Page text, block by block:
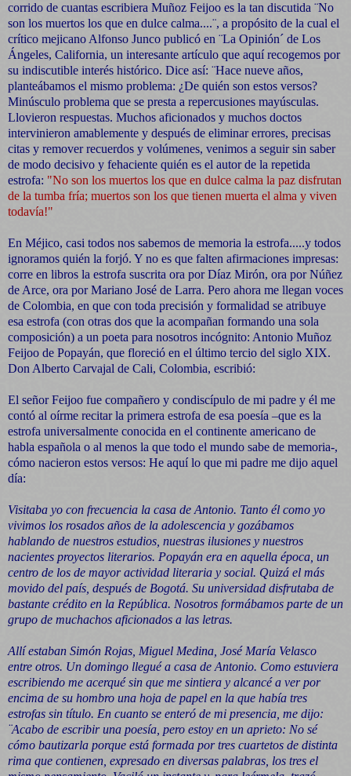
corrido de cuantas escribiera Muñoz Feijoo es la tan discutida ¨No
son los muertos los que en dulce calma....¨, a propósito de la cual el
crítico mejicano Alfonso Junco publicó en ¨La Opinión´ de Los
Ángeles, California, un interesante artículo que aquí recogemos por
su indiscutible interés histórico. Dice así: ¨Hace nueve años,
planteábamos el mismo problema: ¿De quién son estos versos?
Minúsculo problema que se presta a repercusiones mayúsculas.
Llovieron respuestas. Muchos aficionados y muchos doctos
intervinieron amablemente y después de eliminar errores, precisas
citas y remover recuerdos y volúmenes, venimos a seguir sin saber
de modo decisivo y fehaciente quién es el autor de la repetida
estrofa: "No son los muertos los que en dulce calma la paz disfrutan
de la tumba fría; muertos son los que tienen muerta el alma y viven
todavía!"
En Méjico, casi todos nos sabemos de memoria la estrofa.....y todos
ignoramos quién la forjó. Y no es que falten afirmaciones impresas:
corre en libros la estrofa suscrita ora por Díaz Mirón, ora por Núñez
de Arce, ora por Mariano José de Larra. Pero ahora me llegan voces
de Colombia, en que con toda precisión y formalidad se atribuye
esa estrofa (con otras dos que la acompañan formando una sola
composición) a un poeta para nosotros incógnito: Antonio Muñoz
Feijoo de Popayán, que floreció en el último tercio del siglo XIX.
Don Alberto Carvajal de Cali, Colombia, escribió:
El señor Feijoo fue compañero y condiscípulo de mi padre y él me
contó al oírme recitar la primera estrofa de esa poesía –que es la
estrofa universalmente conocida en el continente americano de
habla española o al menos la que todo el mundo sabe de memoria-,
cómo nacieron estos versos: He aquí lo que mi padre me dijo aquel
día:
Visitaba yo con frecuencia la casa de Antonio. Tanto él como yo
vivimos los rosados años de la adolescencia y gozábamos
hablando de nuestros estudios, nuestras ilusiones y nuestros
nacientes proyectos literarios. Popayán era en aquella época, un
centro de los de mayor actividad literaria y social. Quizá el más
movido del país, después de Bogotá. Su universidad disfrutaba de
bastante crédito en la República. Nosotros formábamos parte de un
grupo de muchachos aficionados a las letras.
Allí estaban Simón Rojas, Miguel Medina, José María Velasco
entre otros. Un domingo llegué a casa de Antonio. Como estuviera
escribiendo me acerqué sin que me sintiera y alcancé a ver por
encima de su hombro una hoja de papel en la que había tres
estrofas sin título. En cuanto se enteró de mi presencia, me dijo:
¨Acabo de escribir una poesía, pero estoy en un aprieto: No sé
cómo bautizarla porque está formada por tres cuartetos de distinta
rima que contienen, expresado en diversas palabras, los tres el